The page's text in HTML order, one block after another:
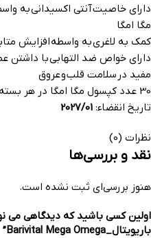
دارای خاصیت آنتی اکسیدانی به
مگا امگا
کمک به لاغری به واسطه افزایش
دارای خواص ضد التهابی با داشتن
مفید در سلامت قلب و عروق
30 عدد کپسول مگا امگا در هر بسته
تاریخ انقضاء: 2027/01
نظرات (0)
نقد و بررسی‌ها
هنوز بررسی‌ای ثبت نشده است.
اولین کسی باشید که دیدگاهی می
باریویتال_Barivital Mega Omega”